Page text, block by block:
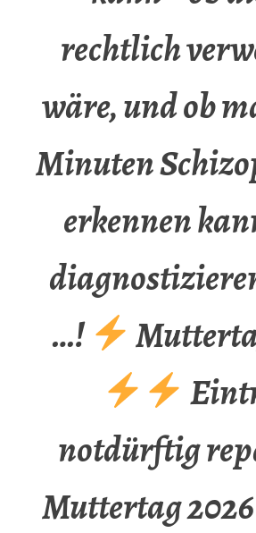
rechtlich
wäre, und ob
Minuten
erkennen
…!
notdürftig
Muttertag 2026